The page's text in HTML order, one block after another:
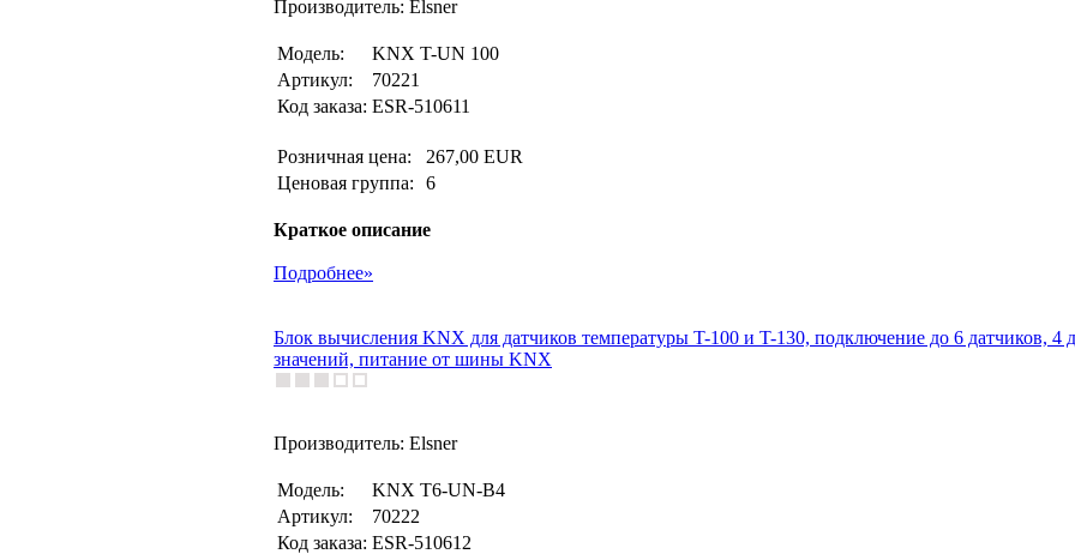
Производитель: Elsner
Модель:
KNX T-UN 100
Артикул:
70221
Код заказа: ESR-510611
Розничная цена:
267,00 EUR
Ценовая группа:
6
Краткое описание
Подробнее»
Блок вычисления KNX для датчиков температуры T-100 и T-130, подключение до 6 датчиков,
значений, питание от шины KNX
Производитель: Elsner
Модель:
KNX T6-UN-B4
Артикул:
70222
Код заказа: ESR-510612